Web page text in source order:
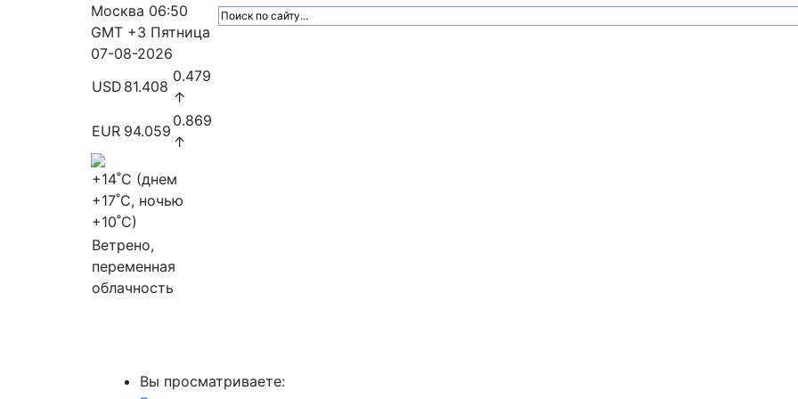
Москва 06:50
GMT +3 Пятница
07-08-2026
USD 81.408
0.479
↑
EUR 94.059
0.869
↑
+14˚C (днем
+17˚C, ночью
+10˚C)
Ветрено,
переменная
облачность
Вы просматриваете: